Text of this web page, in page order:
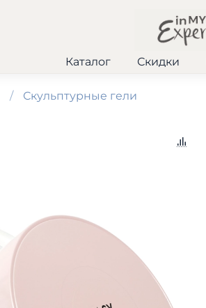
Каталог Скидки
Скульптурные гели